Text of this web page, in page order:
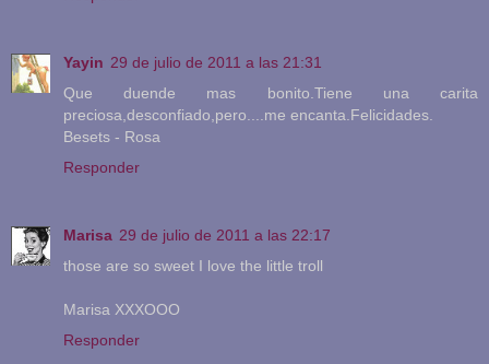
Yayin 29 de julio de 2011 a las 21:31
Que duende mas bonito.Tiene una carita
preciosa,desconfiado,pero....me encanta.Felicidades.
Besets - Rosa
Responder
Marisa 29 de julio de 2011 a las 22:17
those are so sweet I love the little troll
Marisa XXXOOO
Responder